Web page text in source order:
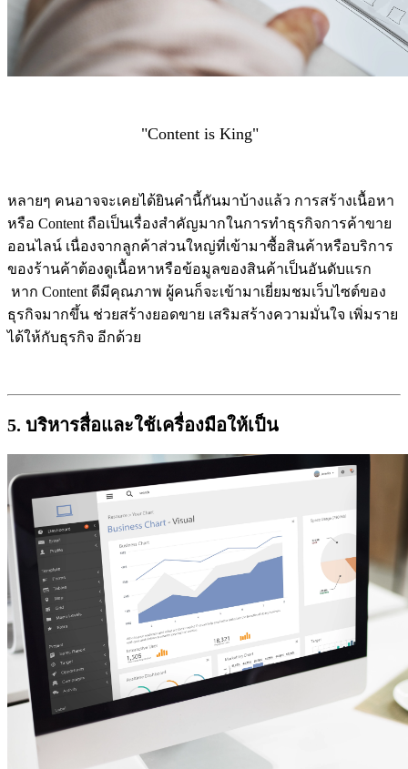
"Content is King"
หลายๆ คนอาจจะเคยได้ยินคำนี้กันมาบ้างแล้ว การสร้างเนื้อหา
หรือ Content ถือเป็นเรื่องสำคัญมากในการทำธุรกิจการค้าขาย
ออนไลน์ เนื่องจากลูกค้าส่วนใหญ่ที่เข้ามาซื้อสินค้าหรือบริการ
ของร้านค้าต้องดูเนื้อหาหรือข้อมูลของสินค้าเป็นอันดับแรก
หาก Content ดีมีคุณภาพ ผู้คนก็จะเข้ามาเยี่ยมชมเว็บไซต์ของ
ธุรกิจมากขึ้น ช่วยสร้างยอดขาย เสริมสร้างความมั่นใจ เพิ่มราย
ได้ให้กับธุรกิจ อีกด้วย
5. บริหารสื่อและใช้เครื่องมือให้เป็น